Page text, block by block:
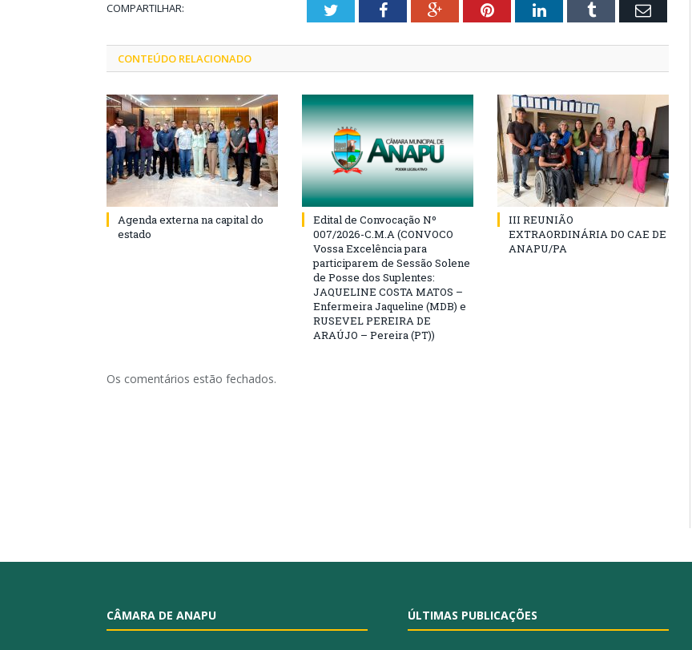
COMPARTILHAR: TwitterFacebookGoogle+PinterestLinkedInTumblr Email
CONTEÚDO RELACIONADO
Agenda externa na capital do
estado
Edital de Convocação Nº
007/2026-C.M.A (CONVOCO
Vossa Excelência para
participarem de Sessão Solene
de Posse dos Suplentes:
JAQUELINE COSTA MATOS –
Enfermeira Jaqueline (MDB) e
RUSEVEL PEREIRA DE
ARAÚJO – Pereira (PT))
III REUNIÃO
EXTRAORDINÁRIA DO CAE DE
ANAPU/PA
Os comentários estão fechados.
CÂMARA DE ANAPU ÚLTIMAS PUBLICAÇÕES